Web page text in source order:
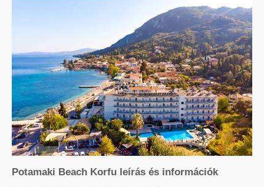
Potamaki Beach Korfu leírás és információk